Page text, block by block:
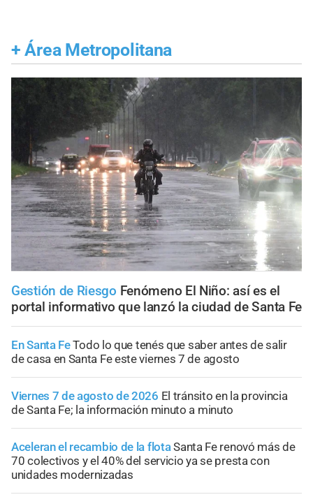
+ Área Metropolitana
Gestión de Riesgo Fenómeno El Niño: así es el
portal informativo que lanzó la ciudad de Santa Fe
En Santa FeTodo lo que tenés que saber antes de salir
de casa en Santa Fe este viernes 7 de agosto
Viernes 7 de agosto de 2026 El tránsito en la provincia
de Santa Fe; la información minuto a minuto
Aceleran el recambio de la flotaSanta Fe renovó más de
70 colectivos y el 40% del servicio ya se presta con
unidades modernizadas